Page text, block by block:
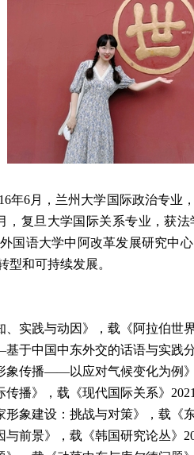
年6月，兰州大学国际政治专业
，复旦大学国际关系专业，获法
国语大学中阿改革发展研究中心
型和可持续发展。
、实践与动因》，载《阿拉伯世界
于中国中东外交的话语与实践
象传播——以应对气候变化为例
传播》，载《现代国际关系》 2021
形象建设：挑战与对策》，载《
与前景》，载《韩国研究论丛》